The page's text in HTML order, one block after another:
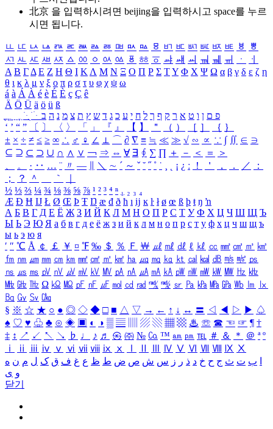
北京 을 입력하시려면 beijing을 입력하시고 space를 누르
시면 됩니다.
ㅥ ㅦ ㅧ ㅨ ㅩ ㅪ ㅫ ㅬ ㅭ ㅮ ㅯ ㅰ ㅱ ㅲ ㅳ ㅴ ㅵ ㅶ ㅷ ㅸ
ㅹ
ㅺ ㅻ ㅼ ㅽ ㅾ ㅿ ㆀ ㆁ ㆂ ㆃ ㆄ ㆅ ㆆ ㆇ ㆈ ㆉ ㆊ ㆋ ㆌ ㆍ
ㆎ
Α Β ΓΔ Ε Ζ Η Θ Ι ΚΛ Μ Ν Ξ Ο Π Ρ Σ ΤΥ Φ Χ Ψ Ω α β γ δ ε ζ η
θ ι κ λ μ ν ξ ο π ρ σ τ υ φ χ ψ ω
á à Á À é è É È ç Ç ê
Ä Ö Ü ä ö ü ß
ִֶֹ ֻּ ׁׂ פ ם ן ו ט א ר ק ף ך ל ח י ע כ ג ד ש ץ ת צ מ נ ה ב
‘ ’ “ ” 〔 〕 〈 〉 「 」 『 』 【 】 ＂ （ ） ［ ］ ｛ ｝
± × ÷ ≠ ≤ ≥ ∞ ∴ ♂ ♀ ∠ ⊥ ⌒ ∂ ∇ ≡ ≒ ≪ ≫ √ ∽ ∝ ∵ ∫ ∬ ∈ ∋
⊆ ⊇ ⊂ ⊃ ∪ ∩ ∧ ∨ ￢ ⇒ ⇔ ∀ ∃ ∮ ∑ ∏ ＋ － ＜ ＝
＞
、
。 · ‥ … ¨ 〃 ― ＼ ∼ ´ ～ ˇ ˘ ˝ ˚ ˙ ¸ ¡ ¿ ː ！ ＇ ， ． ／
：
；
？ ＾ ｀
½ ⅓ ⅔ ¼ ¾ ⅛ ⅜ ⅝ ⅞ ¹ ² ³ ⁴ ⁿ ₁ ₂ ₃ ₄
Æ Ð Ħ Ĳ Ł Ø Œ Þ Ŧ Ŋ æ đ ð ħ ı ĳ ĸ ŀ ł ø œ ß þ ŧ ŋ ŉ
А Б В Г Д Е Ё Ж З И Й К Л М Н О П Р С Т У Ф Х Ц Ч Ш Щ Ъ
Ы Ь Э Ю Я а б в г д е ё ж з и й к л м н о п р с т у ф х ц ч ш щ ъ
ы ь э ю я
′ ″ ℃ Å ￠ ￡ ￥ ¤ ℉ ‰ ＄ ％ Ｆ ￦ ㎕ ㎖ ㎗ ℓ ㎘ ㏄ ㎣ ㎤ ㎥ ㎦
㎙ ㎚ ㎛ ㎜ ㎝ ㎞ ㎟ ㎠ ㎡ ㎢ ㏊ ㎍ ㎎ ㎏ ㏏ ㎈ ㎉ ㏈ ㎧ ㎨ ㎰
㎱ ㎲ ㎳ ㎴ ㎵ ㎶ ㎷ ㎸ ㎹ ㎀ ㎁ ㎂ ㎃ ㎄ ㎺ ㎻ ㎽ ㎾ ㎿ ㎐ ㎑
㎒ ㎓ ㎔ Ω ㏀ ㏁ ㎊ ㎋ ㎌ ㏖ ㏅ ㎭ ㎮ ㎯ ㏛ ㎩ ㎪ ㎫ ㎬ ㏝ ㏐
㏓
㏃ ㏉ ㏜ ㏆
§ ※ ☆ ★ ○ ● ◎ ◇ ◆ □ ■ △ ▽ → ← ↑ ↓ ↔ 〓 ◁ ◀ ▷ ▶ ♤
♠ ♡ ♥ ♧ ♣ ⊙ ◈ ▣ ◐ ◑ ▒ ▤ ▨ ▧ ▦ ▩ ♨ ☏ ☎ ☜ ☞ ¶ †
‡ ↕ ↗ ↙ ↖ ↘ ♭ ♩ ♪ ♬ ㉿ ㈜ № ㏇ ™ ㏂ ㏘ ℡ ＃ ＆ ＊ ＠ ª º
ⅰ
ⅱ ⅲ ⅳ ⅴ ⅵ ⅶ ⅷ ⅸ ⅹ Ⅳ Ⅴ Ⅵ Ⅶ Ⅷ Ⅸ Ⅹ
ب ت ث ج ح خ د ذ ر ز س ش ص ض ط ظ ع غ ف ق ک ل م ن ه
و ی
닫기